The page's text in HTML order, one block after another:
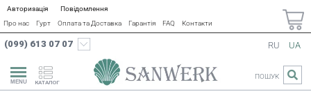
Авторизація
Повідомлення
Про нас
Гурт Оплата та Доставка Гарантія FAQ Контакти
(099) 613 07 07
КАТАЛОГ
RU UA
ПОШУК